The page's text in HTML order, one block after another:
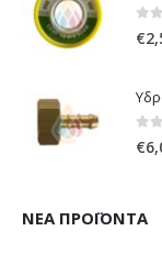
0
€
0
€
ΝΈΑ ΠΡΟΪΌΝΤΑ